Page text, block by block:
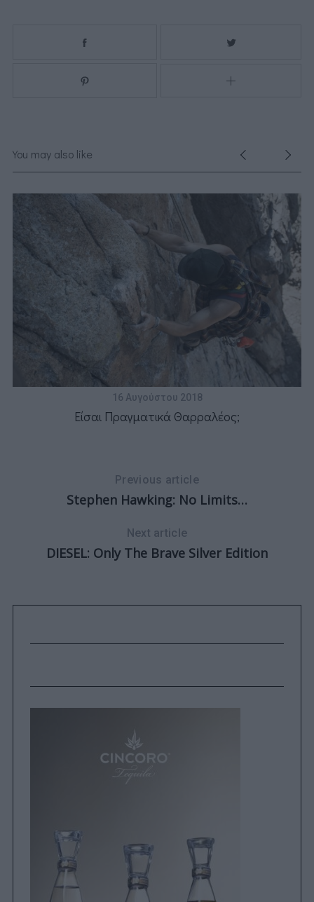
You may also like
16 Αυγούστου 2018
Είσαι Πραγματικά Θαρραλέος;
Previous article
Stephen Hawking: No Limits…
Next article
DIESEL: Only The Brave Silver Edition